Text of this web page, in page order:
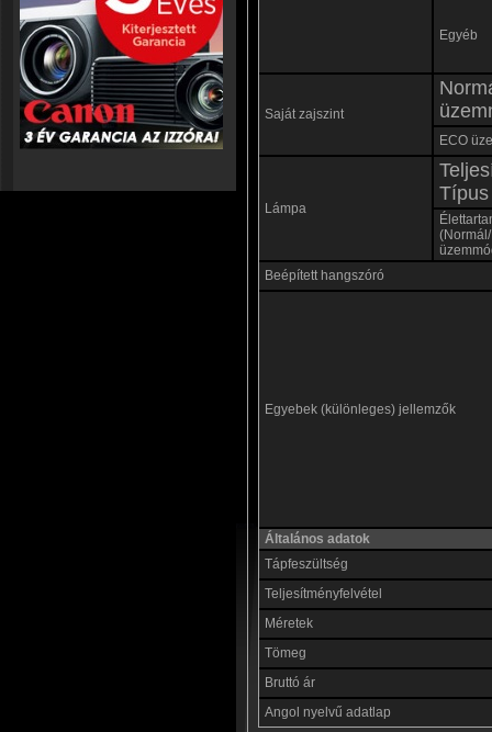
Egyéb
Saját zajszint
ECO
Lámpa
Típus
Beépített hangszóró
Egyebek (különleges) jellemzők
Általános adatok
Tápfeszültség
Teljesítményfelvétel
Méretek
Tömeg
Bruttó ár
Angol nyelvű adatlap